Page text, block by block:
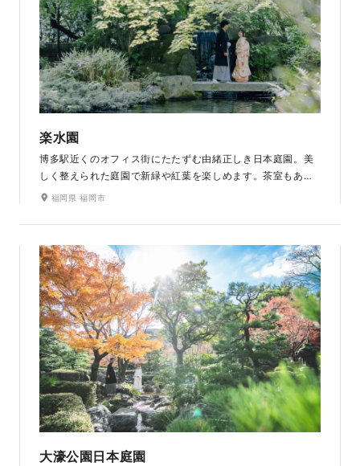
楽水園
博多駅近くのオフィス街にたたずむ由緒正しき日本庭園。美
しく整えられた庭園で新緑や紅葉を楽しめます。茶室もある
ため落ち着いた雰囲気で和装撮影を行えます。清らかな渓流
てくれる歴史ある撮影場所です。
福岡県 福岡市
大濠公園日本庭園